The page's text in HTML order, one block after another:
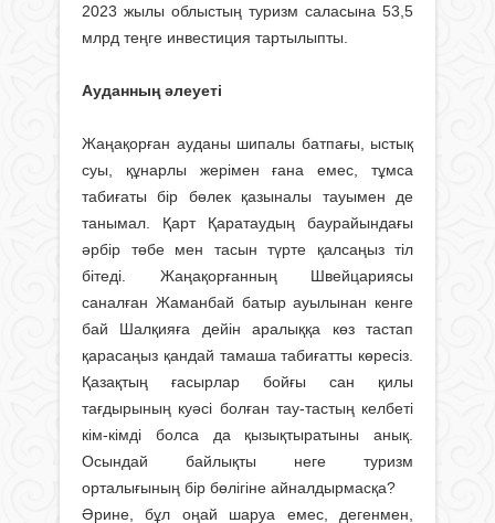
2023 жылы облыстың туризм саласына 53,5
млрд теңге инвестиция тартылыпты.
Ауданның әлеуеті
Жаңақорған ауданы шипалы батпағы, ыстық
суы, құнарлы жерімен ғана емес, тұмса
табиғаты бір бөлек қазыналы тауымен де
танымал. Қарт Қаратаудың баурайындағы
әрбір төбе мен тасын түрте қалсаңыз тіл
бітеді. Жаңақорғанның Швейцариясы
саналған Жаманбай батыр ауылынан кенге
бай Шалқияға дейін аралыққа көз тастап
қарасаңыз қандай тамаша табиғатты көресіз.
Қазақтың ғасырлар бойғы сан қилы
тағдырының куәсі болған тау-тастың келбеті
кім-кімді болса да қызықтыратыны анық.
Осындай байлықты неге туризм
орталығының бір бөлігіне айналдырмасқа?
Әрине, бұл оңай шаруа емес, дегенмен,